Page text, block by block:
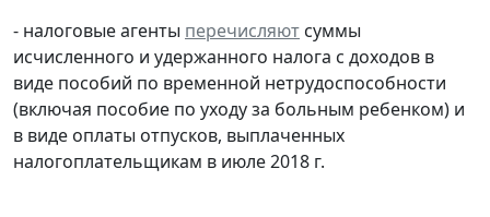
- налоговые агенты перечисляют суммы
исчисленного и удержанного налога с доходов в
виде пособий по временной нетрудоспособности
(включая пособие по уходу за больным ребенком) и
в виде оплаты отпусков, выплаченных
налогоплательщикам в июле 2018 г.